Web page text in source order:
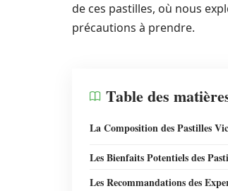
de ces pastilles, où nous
précautions à prendre.
Table des
La Composition des Pastilles
Les Bienfaits Potentiels des
Les Recommandations des